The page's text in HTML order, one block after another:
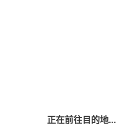
正在前往目的地...